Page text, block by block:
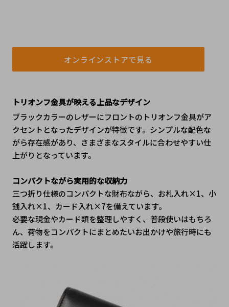
オンラインストアで見る
トリオンフ金具が映える上品なデザイン
ブラックカラーのレザーにフロントのトリオンフ金具がア
クセントとなったデザインが特徴です。シンプルな配色な
がら存在感があり、さまざまなスタイルに合わせやすい仕
上がりとなっています。
コンパクトながら実用的な収納力
三つ折り仕様のコンパクトな財布ながら、お札入れ×1、小
銭入れ×1、カード入れ×7を備えています。
必要な現金やカード類を整理しやすく、普段使いはもちろ
ん、荷物をコンパクトにまとめたいお出かけや旅行時にも
活躍します。